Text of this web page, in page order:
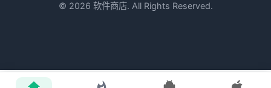
© 2026 软件商店. All Rights Reserved.